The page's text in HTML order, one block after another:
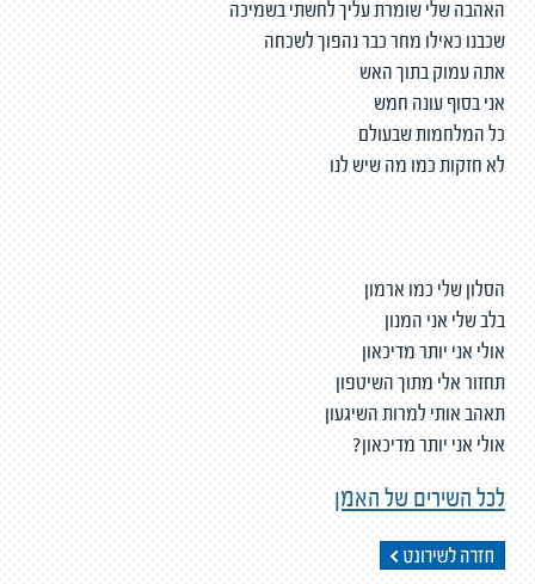
האהבה שלי שומרת עליך לחשתי בשמיכה
שכבנו כאילו מחר כבר נהפוך לשכחה
אתה עמוק בתוך האש
אני בסוף עונה חמש
כל המלחמות שבעולם
לא חזקות כמו מה שיש לנו
הסלון שלי כמו ארמון
בלב שלי אני המנון
אולי אני יותר מדיכאון
תחזור אלי מתוך השיטפון
תאהב אותי למרות השיגעון
אולי אני יותר מדיכאון?
לכל השירים של האמן